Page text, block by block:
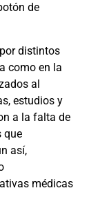
de
distintos
como en la
al
estudios y
a la falta de
que
así,
médicas